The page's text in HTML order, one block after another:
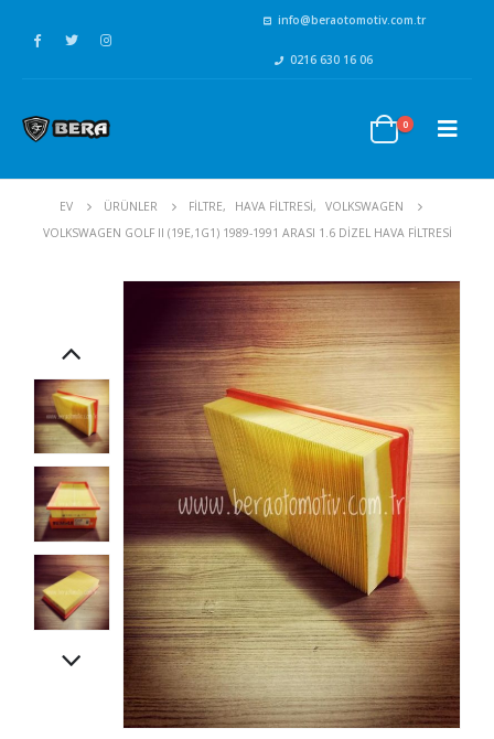
info@beraotomotiv.com.tr
0216 630 16 06
0
EV ÜRÜNLER FİLTRE, HAVA FİLTRESİ,
VOLKSWAGEN
VOLKSWAGEN GOLF II (19E,1G1) 1989-1991 ARASI 1.6 DIZEL HAVA FILTRESI